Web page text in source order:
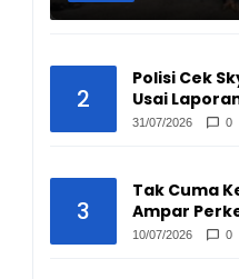
2
Polisi Cek
Usai
Hasilnya
31/07/2026 0
3
Tak Cuma
Ampar
Pengepul
10/07/2026 0